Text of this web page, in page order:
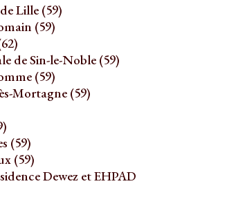
Lille (59)
(59)
de Sin-le-Noble (59)
(59)
Mortagne (59)
(59)
(59)
Dewez et EHPAD